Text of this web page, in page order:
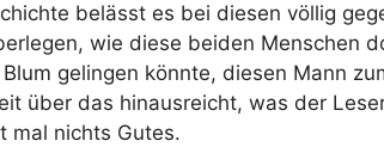
belässt es bei diesen völlig
wie diese beiden Menschen
gelingen könnte, diesen Mann
über das hinausreicht, was der
mal nichts Gutes.